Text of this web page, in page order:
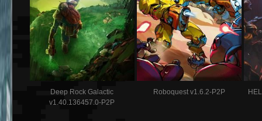
Deep Rock Galactic
v1.40.136457.0-P2P
Roboquest v1.6.2-P2P